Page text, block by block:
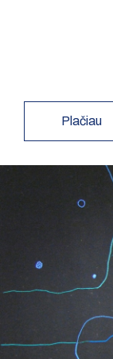
Plačiau